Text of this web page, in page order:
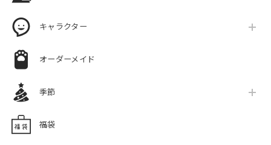
キャラクター
オーダーメイド
季節
福袋